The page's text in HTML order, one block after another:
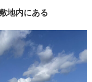
地内にある